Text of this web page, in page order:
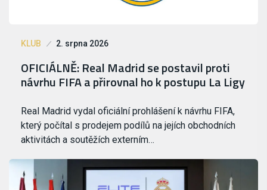
KLUB 2. srpna 2026
OFICIÁLNĚ: Real Madrid se postavil proti
návrhu FIFA a přirovnal ho k postupu La Ligy
Real Madrid vydal oficiální prohlášení k návrhu FIFA,
který počítal s prodejem podílů na jejích obchodních
aktivitách a soutěžích externím…